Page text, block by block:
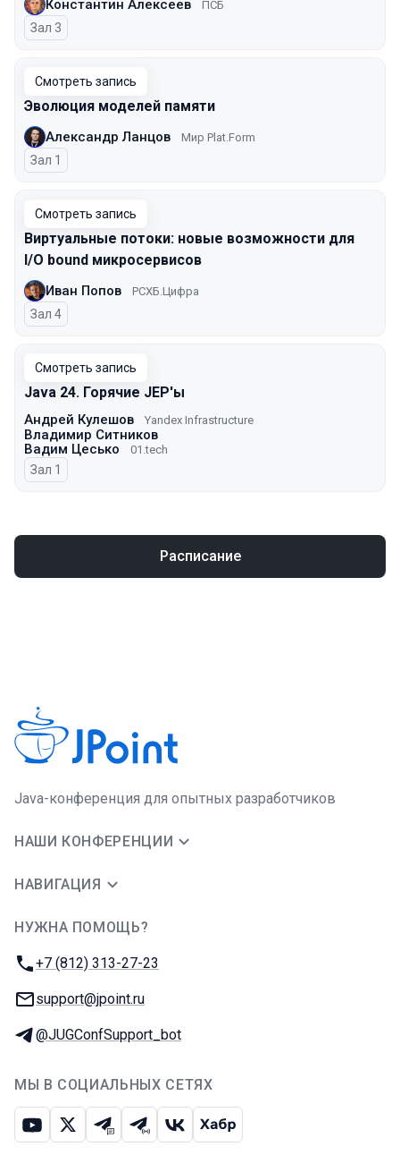
Константин Алексеев ПСБ
Зал 3
Смотреть запись
Эволюция моделей памяти
Александр Ланцов Мир Plat.Form
Зал 1
Смотреть запись
Виртуальные потоки: новые возможности для
I/O bound микросервисов
Иван Попов РСХБ.Цифра
Зал 4
Смотреть запись
Java 24. Горячие JEP'ы
Андрей Кулешов Yandex Infrastructure
Владимир Ситников
Вадим Цесько
01.tech
Зал 1
Расписание
Java-конференция для опытных разработчиков
НАШИ КОНФЕРЕНЦИИ
НАВИГАЦИЯ
НУЖНА ПОМОЩЬ?
Телефон:
+7 (812) 313-27-23
E-mail:
support@jpoint.ru
Телеграм:
@JUGConfSupport_bot
МЫ В СОЦИАЛЬНЫХ СЕТЯХ
ЮтубИкс Телеграм-чат
Телеграм-канал
ВКонтакте
Хабр